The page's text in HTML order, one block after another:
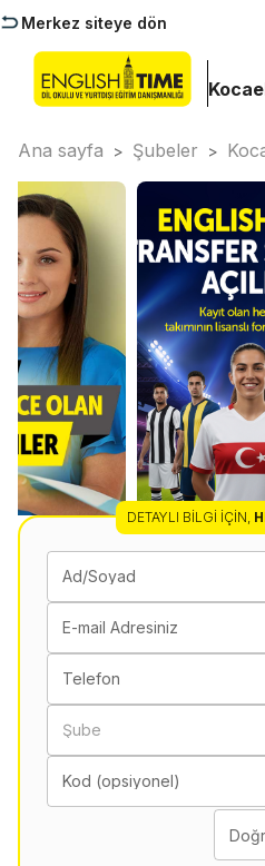
Merkez siteye dön
Ana sayfa > Şubeler >
DETAYLI BILGI İÇIN,
Ad/Soyad
E-mail Adresiniz
Telefon
Şube
Kod (opsiyonel)